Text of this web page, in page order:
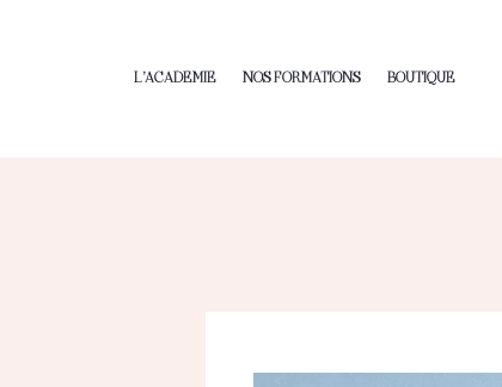
L’ACADEMIE NOS FORMATIONS BOUTIQUE